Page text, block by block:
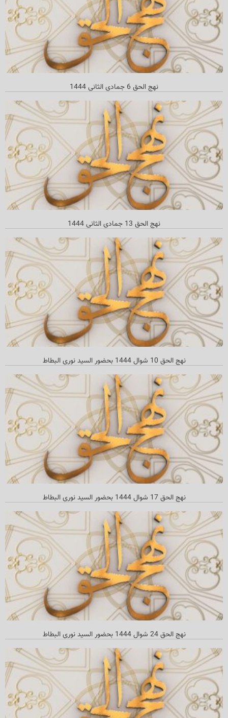
نهج الحق 6 جمادي الثاني 1444
نهج الحق 13 جمادي الثاني 1444
نهج الحق 10 شوال 1444 بحضور السيد نوري البطاط
نهج الحق 17 شوال 1444 بحضور السید نوري البطاط
نهج الحق 24 شوال 1444 بحضور السيد نوري البطاط